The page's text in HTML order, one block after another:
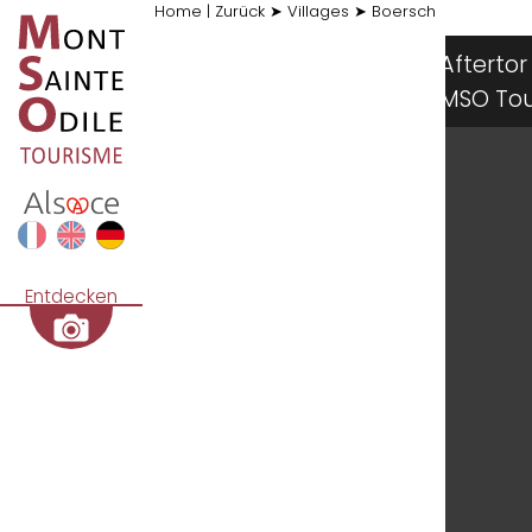
Home | Zurück ➤ Villages ➤ Boersch
Entdecken
Aftertor
MSO